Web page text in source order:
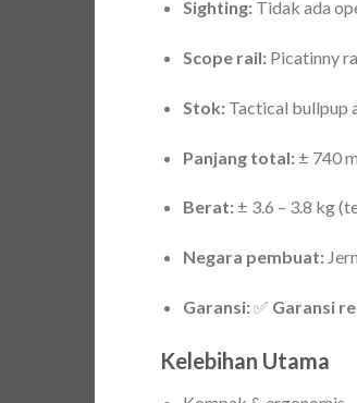
Sighting:Tidak ada
Scope rail:Picatinny
Stok:Tactical bullpup
Panjang total:± 740
Berat:± 3.6 – 3.8 kg
Negara pembuat:
Garansi:✅ Garansi
Kelebihan Utama